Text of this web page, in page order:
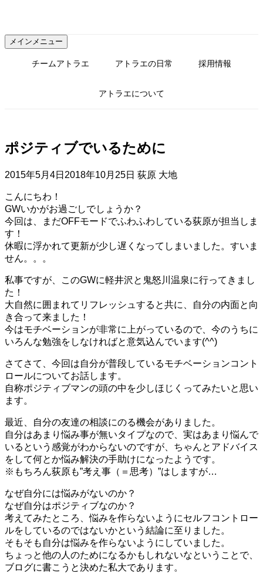
テ
ン
メインメニュー
チームアトラエ アトラエの日常 採用情報
アトラエについて
ポジティブでいるために
2015年5月4日 2018年10月25日 荻原 大地
こんにちわ！
GWいかがお過ごしでしょうか？
今回は、まだOFFモードでふわふわしている荻原が担当しま
す！
休暇に浮かれて更新が少し遅くなってしまいました。すいま
せん。。。
私事ですが、このGWに軽井沢と鬼怒川温泉に行ってきまし
た！
大自然に囲まれてリフレッシュすると共に、自分の内面と向
き合って来ました！
今はモチベーションが非常に上がっているので、今のうちに
いろんな勉強をしなければと意気込んでいます(^^)
さてさて、今回は自分が普段しているモチベーションコント
ロールについてお話します。
自称ポジティブマンの頭の中を少しほじくってみたいと思い
ます。
最近、自分の友達の相談にのる機会がありました。
自分はあまり悩み事が無いタイプなので、実はあまり悩んで
いるという感覚がわからないのですが、ちゃんとアドバイス
をして何とか悩み解決の手助けになったようです。
※もちろん荻原も”考え事（＝思考）”はしますが…
なぜ自分には悩みがないのか？
なぜ自分はポジティブなのか？
考えてみたところ、悩みを作らないようにセルフコントロー
ルをしているのではないかという結論に至りました。
そもそも自分は悩みを作らないようにしていました。
ちょっと他の人のためになるかもしれないなということで、
ブログに書こうと決めた私大であります。